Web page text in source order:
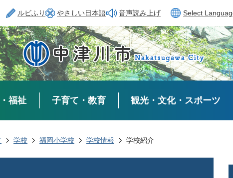
ルビふり やさしい日本語 音声読み上げ Select
福祉 子育て・教育 観光・文化・スポーツ
学校 福岡小学校 学校情報 学校紹介